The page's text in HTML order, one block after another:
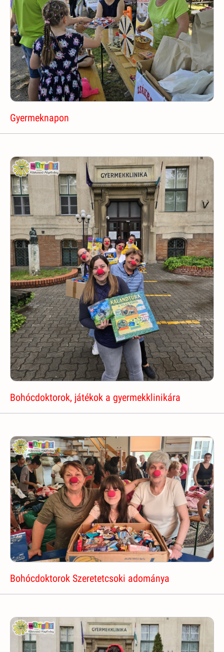
Gyermeknapon
Bohócdoktorok, játékok a gyermekklinikára
Bohócdoktorok Szeretetcsoki adománya